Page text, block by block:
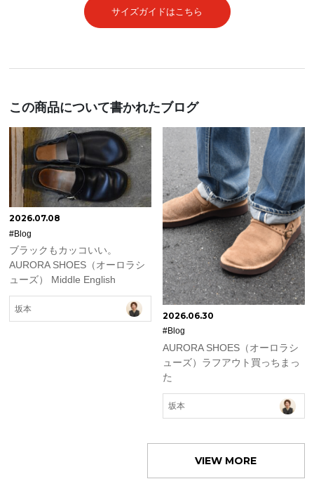
サイズガイドはこちら
この商品について書かれたブログ
2026.07.08
#Blog
ブラックもカッコいい。
AURORA SHOES（オーロラシ
ューズ） Middle English
坂本
2026.06.30
#Blog
AURORA SHOES（オーロラシ
ューズ）ラフアウト買っちまっ
た
坂本
VIEW MORE